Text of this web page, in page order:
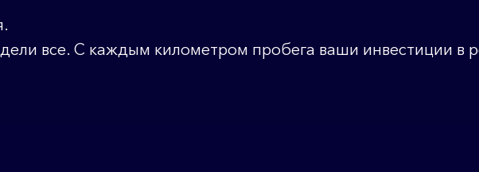
все. С каждым километром пробега ваши инвестиции в
работы